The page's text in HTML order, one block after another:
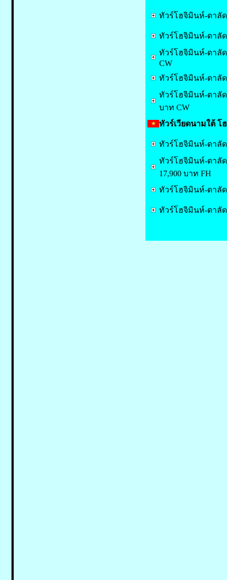
ทัวร์โฮจิมินห์-ดาลัด
ทัวร์โฮจิมินห์-ดาลัด-
ทัวร์โฮจิมินห์-ดาลัด-
CW
ทัวร์โฮจิมินห์-ดาลัด-
ทัวร์โฮจิมินห์-ดาลัด-
บาท CW
ทัวร์เวียดนามใต้ โ
ทัวร์โฮจิมินห์-ดาลั
ทัวร์โฮจิมินห์-ดาลั
17,900 บาท FH
ทัวร์โฮจิมินห์-ดาลั
ทัวร์โฮจิมินห์-ดาลั